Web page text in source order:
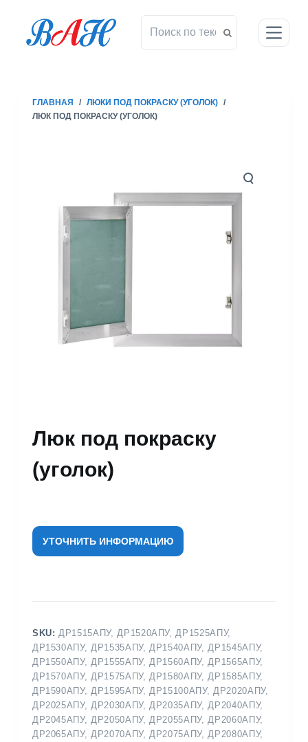
ГЛАВНАЯ / ЛЮКИ ПОД ПОКРАСКУ (УГОЛОК) /
ЛЮК ПОД ПОКРАСКУ (УГОЛОК)
Люк под покраску
(уголок)
УТОЧНИТЬ ИНФОРМАЦИЮ
SKU: ДР1515АПУ, ДР1520АПУ, ДР1525АПУ,
ДР1530АПУ, ДР1535АПУ, ДР1540АПУ, ДР1545АПУ,
ДР1550АПУ, ДР1555АПУ, ДР1560АПУ, ДР1565АПУ,
ДР1570АПУ, ДР1575АПУ, ДР1580АПУ, ДР1585АПУ,
ДР1590АПУ, ДР1595АПУ, ДР15100АПУ, ДР2020АПУ,
ДР2025АПУ, ДР2030АПУ, ДР2035АПУ, ДР2040АПУ,
ДР2045АПУ, ДР2050АПУ, ДР2055АПУ, ДР2060АПУ,
ДР2065АПУ, ДР2070АПУ, ДР2075АПУ, ДР2080АПУ,